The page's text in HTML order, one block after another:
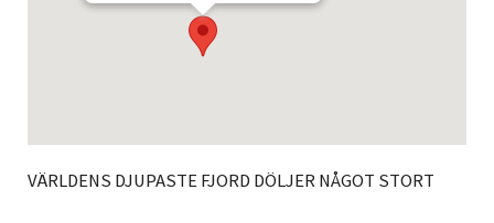
VÄRLDENS DJUPASTE FJORD DÖLJER NÅGOT STORT